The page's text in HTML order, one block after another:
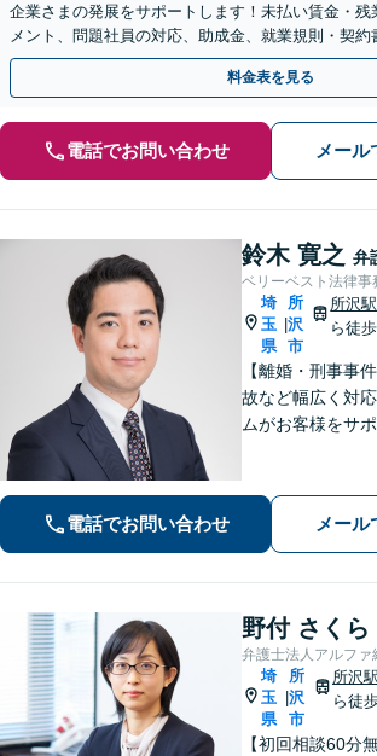
企業さまの発展をサポートします！未払い賃金・残
メント、問題社員の対応、助成金、就業規則・契約
め、経営問題はお任せください【顧問プラン複数あ
料金表を見る
電話でお問い合わせ メール
鈴木 寛之 弁
ベリーベスト法律事
埼
玉
県
|
所
沢
市
所沢
ら徒
【離婚・刑事事
故など幅広く対
ムがお客様をサ
電話でお問い合わせ メール
野付 さくら
弁護士法人アルファ
埼
玉
県
所
沢
市
所沢駅
ら徒
【初回相談60分